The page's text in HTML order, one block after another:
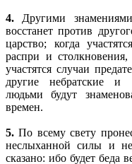
4. Другими
восстанет против
царство; когда
распри и
участятся случаи
другие небратские и
людьми будут
времен.
5.По всему свету
неслыханной силы и
сказано: ибо будет беда